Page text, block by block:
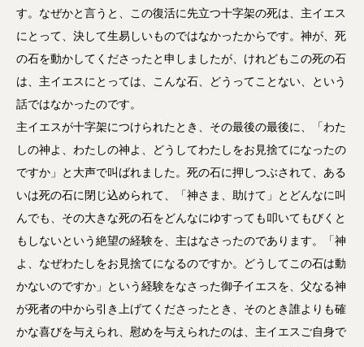
す。なぜかと言うと、この復活に先立つ十字架の死は、主イエス
にとって、決して生易しいものではなかったからです。神が、死
の石を動かしてくださったと申しましたが、けれどもこの死の石
は、主イエスにとっては、こんな石、どうってことない、という
話ではなかったのです。
主イエスが十字架につけられたとき、その最後の最後に、「わた
しの神よ、わたしの神よ、どうしてわたしをお見捨てになったの
ですか」と大声で叫ばれました。死の石に押しつぶされて、ある
いは死の石に閉じ込められて、「神さま、助けて」とどんなに叫
んでも、その大きな死の石をどんなにゆすっても叩いてもびくと
もしないという絶望の経験を、主はなさったのであります。「神
よ、なぜわたしをお見捨てになるのですか。どうしてこの石は動
かないのですか」という経験をなさった御子イエスを、父なる神
が死者の中から引き上げてくださったとき、そのとき誰よりも確
かな喜びを与えられ、慰めを与えられたのは、主イエスご自身で